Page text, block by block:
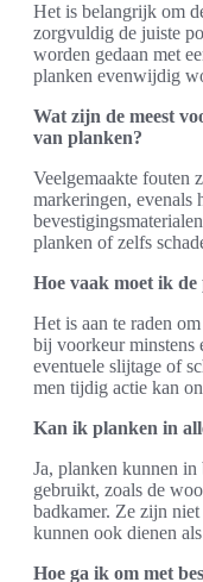
Het is belangrijk om
zorgvuldig de juiste
worden gedaan met
planken evenwijdig
Wat zijn de meest
van planken?
Veelgemaakte fouten
markeringen, evenals
planken of zelfs
Hoe vaak moet ik
Het is aan te raden
bij voorkeur minstens
eventuele slijtage of
men tijdig actie kan
Kan ik planken in
Ja, planken kunnen
gebruikt, zoals de
badkamer. Ze zijn
kunnen ook dienen
Hoe ga ik om met